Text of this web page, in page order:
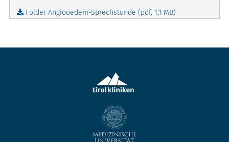
Folder Angiooedem-Sprechstunde (pdf, 1,1 MB)